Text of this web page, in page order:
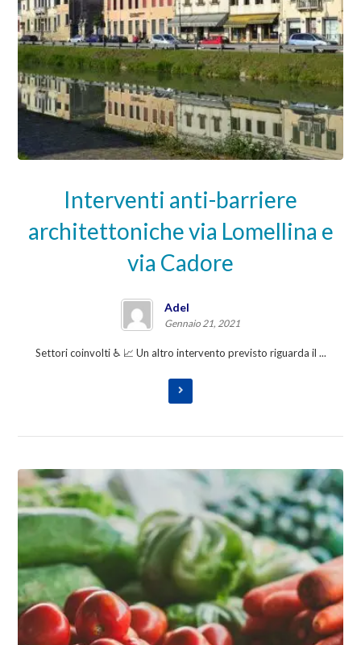
Interventi anti-barriere
architettoniche via Lomellina e
via Cadore
Adel
Gennaio 21, 2021
Settori coinvolti ♿ 📈 Un altro intervento previsto riguarda il ...